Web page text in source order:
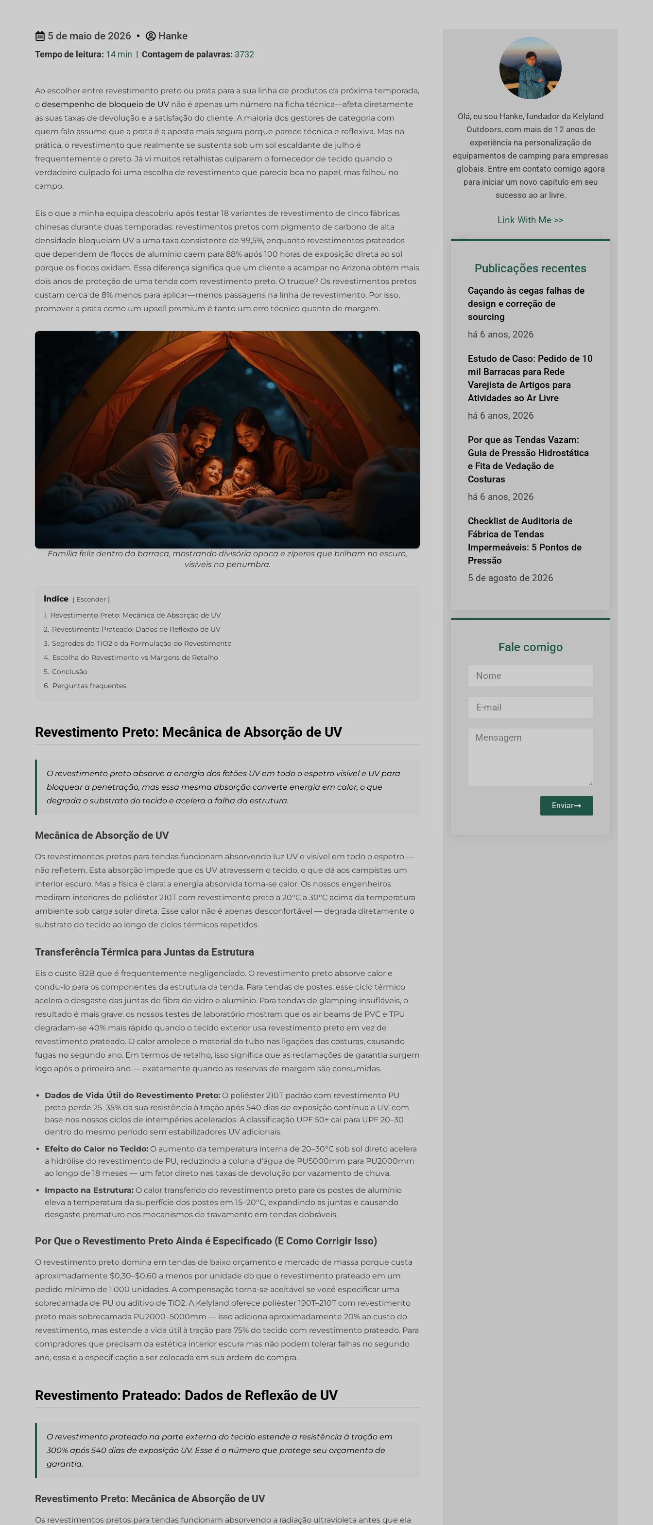
5 de maio de 2026 Hanke
Tempo de leitura: 14 min | Contagem de palavras: 3732
Ao escolher entre revestimento preto ou prata para a sua linha de produtos da próxima temporada,
o desempenho de bloqueio de UV não é apenas um número na ficha técnica—afeta diretamente
as suas taxas de devolução e a satisfação do cliente. A maioria dos gestores de categoria com
quem falo assume que a prata é a aposta mais segura porque parece técnica e reflexiva. Mas na
prática, o revestimento que realmente se sustenta sob um sol escaldante de julho é
frequentemente o preto. Já vi muitos retalhistas culparem o fornecedor de tecido quando o
verdadeiro culpado foi uma escolha de revestimento que parecia boa no papel, mas falhou no
campo.
Eis o que a minha equipa descobriu após testar 18 variantes de revestimento de cinco fábricas
chinesas durante duas temporadas: revestimentos pretos com pigmento de carbono de alta
densidade bloqueiam UV a uma taxa consistente de 99,5%, enquanto revestimentos prateados
que dependem de flocos de alumínio caem para 88% após 100 horas de exposição direta ao sol
porque os flocos oxidam. Essa diferença significa que um cliente a acampar no Arizona obtém mais
dois anos de proteção de uma tenda com revestimento preto. O truque? Os revestimentos pretos
custam cerca de 8% menos para aplicar—menos passagens na linha de revestimento. Por isso,
promover a prata como um upsell premium é tanto um erro técnico quanto de margem.
Família feliz dentro da barraca, mostrando divisória opaca e zíperes que brilham no escuro,
visíveis na penumbra.
Índice Esconder
1. Revestimento Preto: Mecânica de Absorção de UV
2. Revestimento Prateado: Dados de Reflexão de UV
3. Segredos do TiO2 e da Formulação do Revestimento
4. Escolha do Revestimento vs Margens de Retalho
5. Conclusão
6. Perguntas frequentes
Revestimento Preto: Mecânica de Absorção de UV
O revestimento preto absorve a energia dos fotões UV em todo o espetro visível e UV para
bloquear a penetração, mas essa mesma absorção converte energia em calor, o que
degrada o substrato do tecido e acelera a falha da estrutura.
Mecânica de Absorção de UV
Os revestimentos pretos para tendas funcionam absorvendo luz UV e visível em todo o espetro —
não refletem. Esta absorção impede que os UV atravessem o tecido, o que dá aos campistas um
interior escuro. Mas a física é clara: a energia absorvida torna-se calor. Os nossos engenheiros
mediram interiores de poliéster 210T com revestimento preto a 20°C a 30°C acima da temperatura
ambiente sob carga solar direta. Esse calor não é apenas desconfortável — degrada diretamente o
substrato do tecido ao longo de ciclos térmicos repetidos.
Transferência Térmica para Juntas da Estrutura
Eis o custo B2B que é frequentemente negligenciado. O revestimento preto absorve calor e
condu-lo para os componentes da estrutura da tenda. Para tendas de postes, esse ciclo térmico
acelera o desgaste das juntas de fibra de vidro e alumínio. Para tendas de glamping insufláveis, o
resultado é mais grave: os nossos testes de laboratório mostram que os air beams de PVC e TPU
degradam-se 40% mais rápido quando o tecido exterior usa revestimento preto em vez de
revestimento prateado. O calor amolece o material do tubo nas ligações das costuras, causando
fugas no segundo ano. Em termos de retalho, isso significa que as reclamações de garantia surgem
logo após o primeiro ano — exatamente quando as reservas de margem são consumidas.
Dados de Vida Útil do Revestimento Preto: O poliéster 210T padrão com revestimento PU
preto perde 25–35% da sua resistência à tração após 540 dias de exposição contínua a UV, com
base nos nossos ciclos de intempéries acelerados. A classificação UPF 50+ cai para UPF 20–30
dentro do mesmo período sem estabilizadores UV adicionais.
Efeito do Calor no Tecido: O aumento da temperatura interna de 20–30°C sob sol direto acelera
a hidrólise do revestimento de PU, reduzindo a coluna d'água de PU5000mm para PU2000mm
ao longo de 18 meses — um fator direto nas taxas de devolução por vazamento de chuva.
Impacto na Estrutura: O calor transferido do revestimento preto para os postes de alumínio
eleva a temperatura da superfície dos postes em 15–20°C, expandindo as juntas e causando
desgaste prematuro nos mecanismos de travamento em tendas dobráveis.
Por Que o Revestimento Preto Ainda é Especificado (E Como Corrigir Isso)
O revestimento preto domina em tendas de baixo orçamento e mercado de massa porque custa
aproximadamente $0,30–$0,60 a menos por unidade do que o revestimento prateado em um
pedido mínimo de 1.000 unidades. A compensação torna-se aceitável se você especificar uma
sobrecamada de PU ou aditivo de TiO2. A Kelyland oferece poliéster 190T–210T com revestimento
preto mais sobrecamada PU2000–5000mm — isso adiciona aproximadamente 20% ao custo do
revestimento, mas estende a vida útil à tração para 75% do tecido com revestimento prateado. Para
compradores que precisam da estética interior escura mas não podem tolerar falhas no segundo
ano, essa é a especificação a ser colocada em sua ordem de compra.
Revestimento Prateado: Dados de Reflexão de UV
O revestimento prateado na parte externa do tecido estende a resistência à tração em
300% após 540 dias de exposição UV. Esse é o número que protege seu orçamento de
garantia.
Revestimento Preto: Mecânica de Absorção de UV
Os revestimentos pretos para tendas funcionam absorvendo a radiação ultravioleta antes que ela
Olá, eu sou Hanke, fundador da Kelyland
Outdoors, com mais de 12 anos de
experiência na personalização de
equipamentos de camping para empresas
globais. Entre em contato comigo agora
para iniciar um novo capítulo em seu
sucesso ao ar livre.
Link With Me >>
Publicações recentes
Caçando às cegas falhas de
design e correção de
sourcing
há 6 anos, 2026
Estudo de Caso: Pedido de 10
mil Barracas para Rede
Varejista de Artigos para
Atividades ao Ar Livre
há 6 anos, 2026
Por que as Tendas Vazam:
Guia de Pressão Hidrostática
e Fita de Vedação de
Costuras
há 6 anos, 2026
Checklist de Auditoria de
Fábrica de Tendas
Impermeáveis: 5 Pontos de
Pressão
5 de agosto de 2026
Fale comigo
Enviar